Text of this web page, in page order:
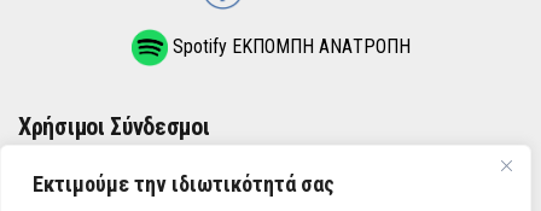
Εκτιμούμε την ιδιωτικότητά σας
Spotify ΕΚΠΟΜΠΗ ΑΝΑΤΡΟΠΗ
Χρήσιμοι Σύνδεσμοι
ΌΡΟΙ ΧΡΉΣΗΣ